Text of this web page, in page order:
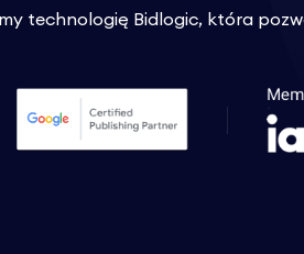
technologię Bidlogic, która